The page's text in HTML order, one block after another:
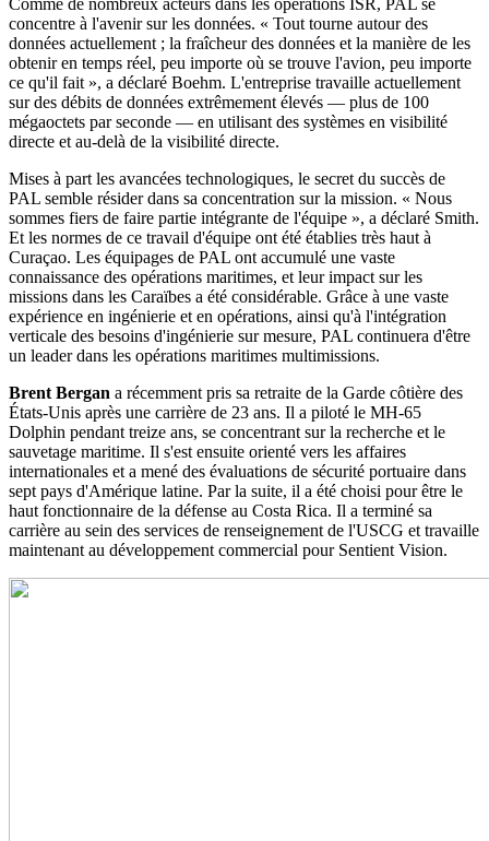
concentre à l'avenir sur les données. « Tout tourne autour des
données actuellement ; la fraîcheur des données et la manière de les
obtenir en temps réel, peu importe où se trouve l'avion, peu importe
ce qu'il fait », a déclaré Boehm. L'entreprise travaille actuellement
sur des débits de données extrêmement élevés — plus de 100
mégaoctets par seconde — en utilisant des systèmes en visibilité
directe et au-delà de la visibilité directe.
Mises à part les avancées technologiques, le secret du succès de
PAL semble résider dans sa concentration sur la mission. « Nous
sommes fiers de faire partie intégrante de l'équipe », a déclaré Smith.
Et les normes de ce travail d'équipe ont été établies très haut à
Curaçao. Les équipages de PAL ont accumulé une vaste
connaissance des opérations maritimes, et leur impact sur les
missions dans les Caraïbes a été considérable. Grâce à une vaste
expérience en ingénierie et en opérations, ainsi qu'à l'intégration
verticale des besoins d'ingénierie sur mesure, PAL continuera d'être
un leader dans les opérations maritimes multimissions.
Brent Bergan a récemment pris sa retraite de la Garde côtière des
États-Unis après une carrière de 23 ans. Il a piloté le MH-65
Dolphin pendant treize ans, se concentrant sur la recherche et le
sauvetage maritime. Il s'est ensuite orienté vers les affaires
internationales et a mené des évaluations de sécurité portuaire dans
sept pays d'Amérique latine. Par la suite, il a été choisi pour être le
haut fonctionnaire de la défense au Costa Rica. Il a terminé sa
carrière au sein des services de renseignement de l'USCG et travaille
maintenant au développement commercial pour Sentient Vision.